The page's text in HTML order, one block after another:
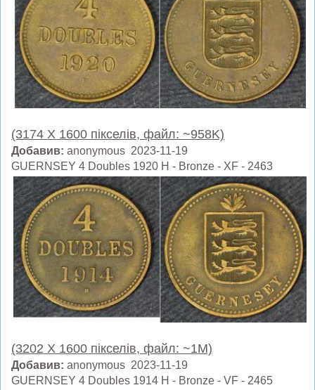
(3174 X 1600 пікселів, файл: ~958K)
Добавив: anonymous 2023-11-19
GUERNSEY 4 Doubles 1920 H - Bronze - XF - 2463
(3202 X 1600 пікселів, файл: ~1M)
Добавив: anonymous 2023-11-19
GUERNSEY 4 Doubles 1914 H - Bronze - VF - 2465